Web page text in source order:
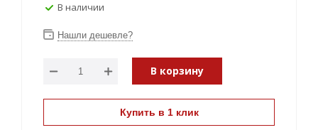
В наличии
Нашли дешевле?
В корзину
Купить в 1 клик